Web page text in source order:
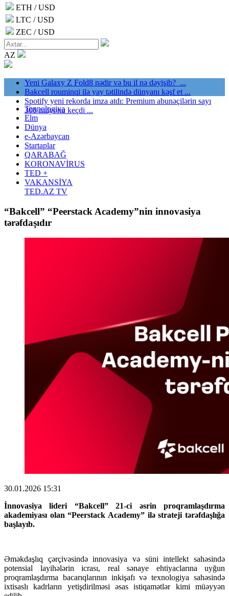
ETH / USD
LTC / USD
ZEC / USD
AZ
Yeni Galaxy Z Fold8 nədir və bu il nə dəyişib? ...
Bakcell rouminqi ilə yay tətilində dünyanı kəşf et ...
Spotify yeni rekorda imza atdı: Premium abunəçilərin sayı
300 milyonu keçdi ...
Texnologiya
Elm
Dünya
e-Azərbaycan
Startaplar
QARABAĞ
KORONAVİRUS
TED +
VAKANSİYA
TED.AZ TV
“Bakcell” “Peerstack Academy”nin innovasiya
tərəfdaşıdır
30.01.2026 15:31
İnnovasiya lideri “Bakcell” 21-ci əsrin proqramlaşdırma
akademiyası olan “Peerstack Academy” ilə strateji tərəfdaşlığa
başlayıb.
Əməkdaşlıq çərçivəsində innovasiya və süni intellekt sahəsində
potensial layihələrin icrası, real sənaye ehtiyaclarına uyğun
proqramlaşdırma bacarıqlarının inkişafı və texnologiya sahəsində
ixtisaslı kadrların yetişdirilməsi əsas istiqamətlər kimi müəyyən